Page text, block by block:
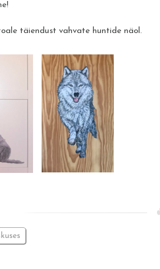
täiendust vahvate huntide näol.